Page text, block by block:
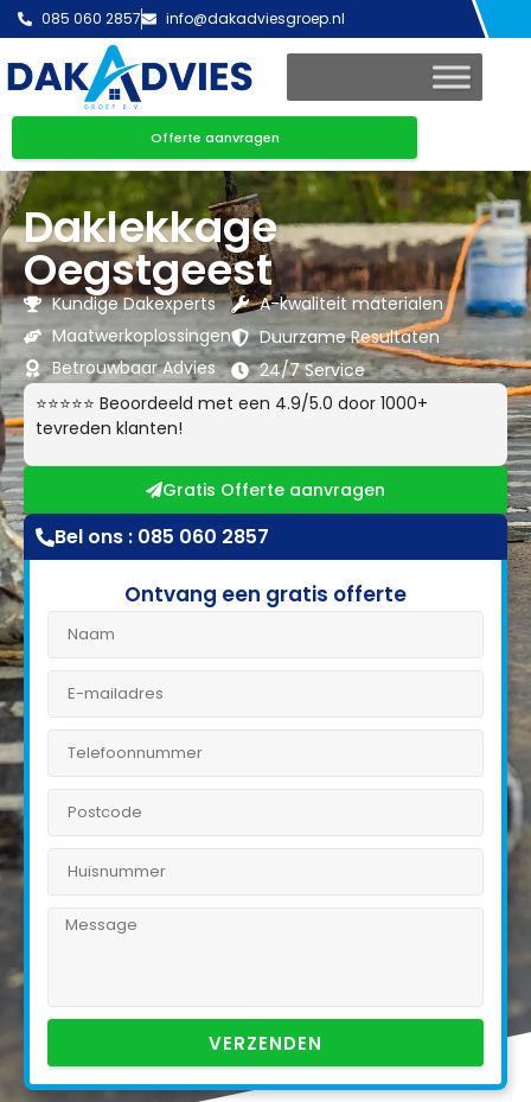
085 060 2857 info@dakadviesgroep.nl
Offerte aanvragen
Daklekkage
Oegstgeest
Kundige Dakexperts
Maatwerkoplossingen
Betrouwbaar Advies
A-kwaliteit materialen
Duurzame Resultaten
24/7 Service
⭐⭐⭐⭐⭐ Beoordeeld met een 4.9/5.0 door 1000+
tevreden klanten!
Gratis Offerte aanvragen
Bel ons : 085 060 2857
Ontvang een gratis offerte
VERZENDEN